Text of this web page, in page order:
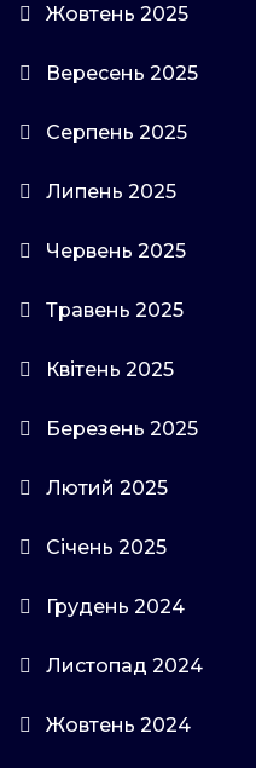
Жовтень 2025
Вересень 2025
Серпень 2025
Липень 2025
Червень 2025
Травень 2025
Квітень 2025
Березень 2025
Лютий 2025
Січень 2025
Грудень 2024
Листопад 2024
Жовтень 2024